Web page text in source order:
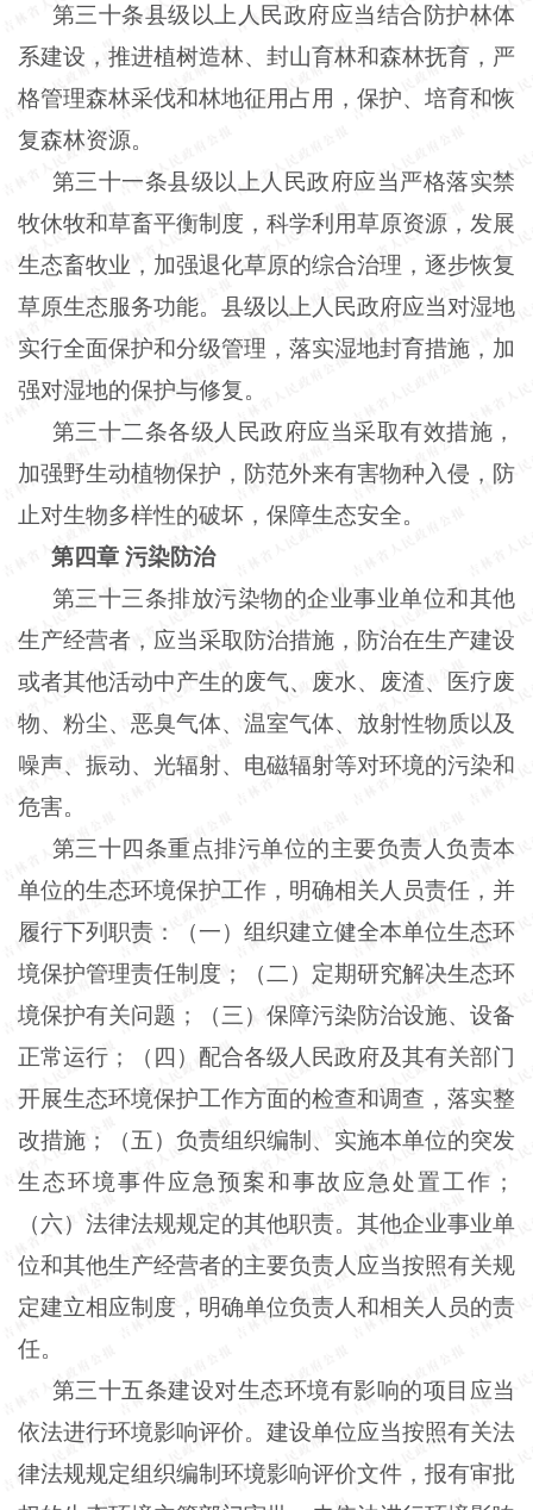
第三十条县级以上人民政府应当结合防护林体
系建设，推进植树造林、封山育林和森林抚育，严
格管理森林采伐和林地征用占用，保护、培育和恢
复森林资源。
第三十一条县级以上人民政府应当严格落实禁
牧休牧和草畜平衡制度，科学利用草原资源，发展
生态畜牧业，加强退化草原的综合治理，逐步恢复
草原生态服务功能。县级以上人民政府应当对湿地
实行全面保护和分级管理，落实湿地封育措施，加
强对湿地的保护与修复。
第三十二条各级人民政府应当采取有效措施，
加强野生动植物保护，防范外来有害物种入侵，防
止对生物多样性的破坏，保障生态安全。
第四章 污染防治
第三十三条排放污染物的企业事业单位和其他
生产经营者，应当采取防治措施，防治在生产建设
或者其他活动中产生的废气、废水、废渣、医疗废
物、粉尘、恶臭气体、温室气体、放射性物质以及
噪声、振动、光辐射、电磁辐射等对环境的污染和
危害。
第三十四条重点排污单位的主要负责人负责本
单位的生态环境保护工作，明确相关人员责任，并
履行下列职责：（一）组织建立健全本单位生态环
境保护管理责任制度；（二）定期研究解决生态环
境保护有关问题；（三）保障污染防治设施、设备
正常运行；（四）配合各级人民政府及其有关部门
开展生态环境保护工作方面的检查和调查，落实整
改措施；（五）负责组织编制、实施本单位的突发
生态环境事件应急预案和事故应急处置工作；
（六）法律法规规定的其他职责。其他企业事业单
位和其他生产经营者的主要负责人应当按照有关规
定建立相应制度，明确单位负责人和相关人员的责
任。
第三十五条建设对生态环境有影响的项目应当
依法进行环境影响评价。建设单位应当按照有关法
律法规规定组织编制环境影响评价文件，报有审批